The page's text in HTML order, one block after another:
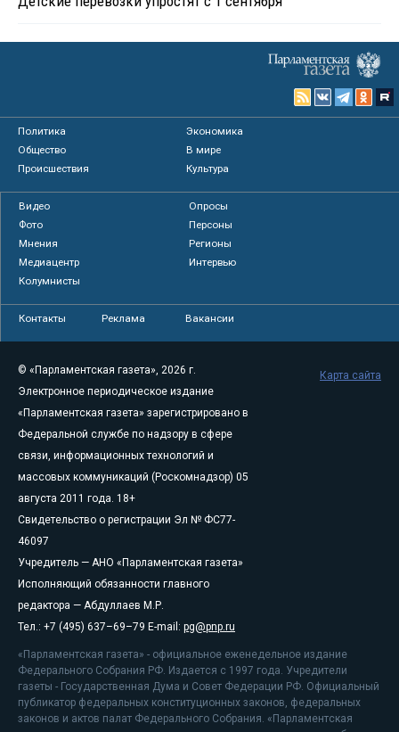
Политика
Экономика
Общество
В мире
Происшествия
Культура
Видео
Опросы
Фото
Персоны
Мнения
Регионы
Медиацентр
Интервью
Колумнисты
Контакты Реклама Вакансии
© «Парламентская газета», 2026 г.
Электронное периодическое издание
«Парламентская газета» зарегистрировано в
Федеральной службе по надзору в сфере
связи, информационных технологий и
массовых коммуникаций (Роскомнадзор) 05
августа 2011 года. 18+
Свидетельство о регистрации Эл № ФС77-
46097
Учредитель — АНО «Парламентская газета»
Исполняющий обязанности главного
редактора — Абдуллаев М.Р.
Тел.: +7 (495) 637–69–79 E-mail: pg@pnp.ru
«Парламентская газета» - официальное еженедельное издание
Федерального Собрания РФ. Издается с 1997 года. Учредители
газеты - Государственная Дума и Совет Федерации РФ. Официальный
публикатор федеральных конституционных законов, федеральных
законов и актов палат Федерального Собрания. «Парламентская
Карта сайта